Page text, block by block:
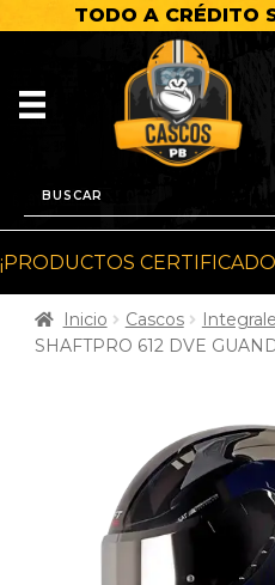
TODO A CRÉDITO
¡PRODUCTOS
Inicio Cascos
SHAFTPRO 612 DVE